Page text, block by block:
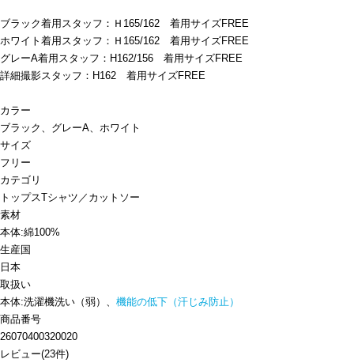
ブラック着用スタッフ：Ｈ165/162 着用サイズFREE
ホワイト着用スタッフ：Ｈ165/162 着用サイズFREE
グレーA着用スタッフ：H162/156 着用サイズFREE
詳細撮影スタッフ：H162 着用サイズFREE
カラー
ブラック、グレーA、ホワイト
サイズ
フリー
カテゴリ
トップスTシャツ／カットソー
素材
本体:綿100%
生産国
日本
取扱い
本体:洗濯機洗い（弱）、 機能の低下（汗じみ防止）
商品番号
26070400320020
レビュー(23件)